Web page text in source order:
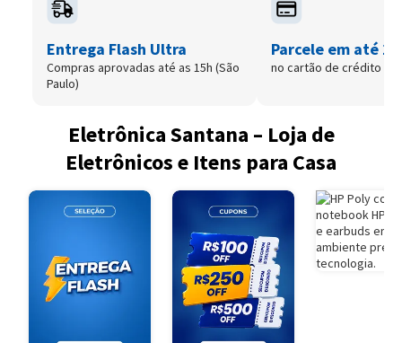
Entrega Flash Ultra
Compras aprovadas até as 15h (São
Paulo)
Parcele em até
no cartão de crédito
Eletrônica Santana – Loja de
Eletrônicos e Itens para Casa